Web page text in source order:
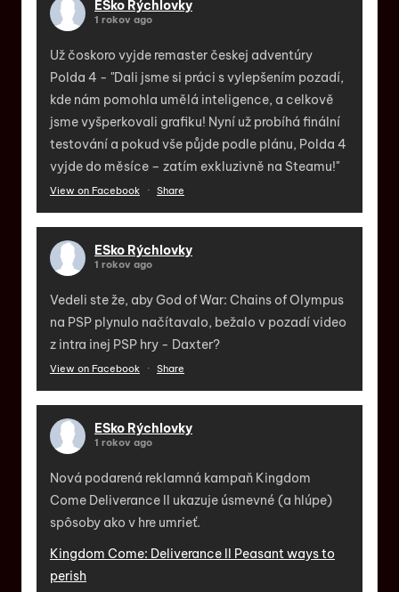
ESko Rýchlovky
1 rokov ago
Už čoskoro vyjde remaster českej adventúry
Polda 4 - "Dali jsme si práci s vylepšením pozadí,
kde nám pomohla umělá inteligence, a celkově
jsme vyšperkovali grafiku! Nyní už probíhá finální
testování a pokud vše půjde podle plánu, Polda 4
vyjde do měsíce – zatím exkluzivně na Steamu!"
View on Facebook · Share
ESko Rýchlovky
1 rokov ago
Vedeli ste že, aby God of War: Chains of Olympus
na PSP plynulo načítavalo, bežalo v pozadí video
z intra inej PSP hry - Daxter?
View on Facebook · Share
ESko Rýchlovky
1 rokov ago
Nová podarená reklamná kampaň Kingdom
Come Deliverance II ukazuje úsmevné (a hlúpe)
spôsoby ako v hre umrieť.
Kingdom Come: Deliverance II Peasant ways to
perish